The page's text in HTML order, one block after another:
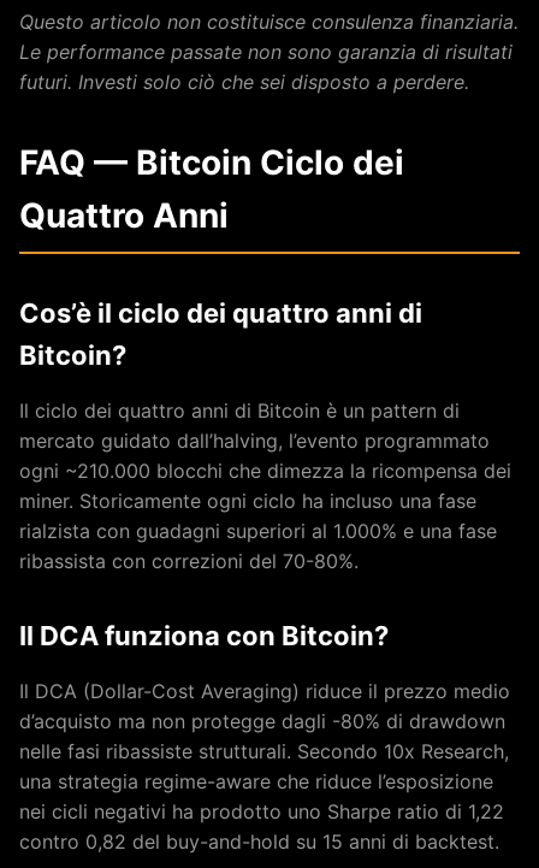
Questo articolo non costituisce consulenza finanziaria.
Le performance passate non sono garanzia di risultati
futuri. Investi solo ciò che sei disposto a perdere.
FAQ — Bitcoin Ciclo dei
Quattro Anni
Cos’è il ciclo dei quattro anni di
Bitcoin?
Il ciclo dei quattro anni di Bitcoin è un pattern di
mercato guidato dall’halving, l’evento programmato
ogni ~210.000 blocchi che dimezza la ricompensa dei
miner. Storicamente ogni ciclo ha incluso una fase
rialzista con guadagni superiori al 1.000% e una fase
ribassista con correzioni del 70-80%.
Il DCA funziona con Bitcoin?
Il DCA (Dollar-Cost Averaging) riduce il prezzo medio
d’acquisto ma non protegge dagli -80% di drawdown
nelle fasi ribassiste strutturali. Secondo 10x Research,
una strategia regime-aware che riduce l’esposizione
nei cicli negativi ha prodotto uno Sharpe ratio di 1,22
contro 0,82 del buy-and-hold su 15 anni di backtest.